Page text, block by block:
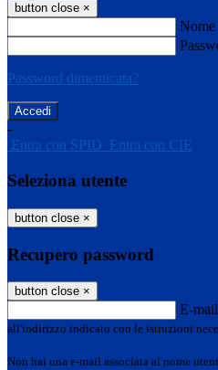
button close ×
Nome
Password dimenticata?
-
Entra con SPID Entra con CIE
Seleziona utente
button close ×
Recupero password
button close ×
E-mail
all'indirizzo indicato con le istruzioni
Non hai una e-mail associata al nome